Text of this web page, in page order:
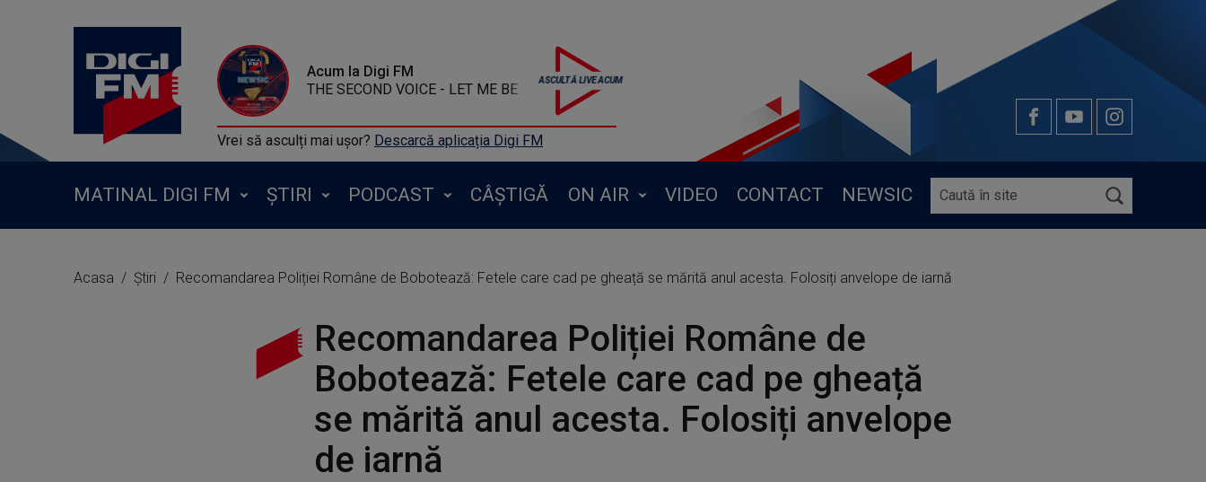
Acum la Digi FM
THE SECOND VOICE - LET ME BE
Vrei să asculți mai ușor? Descarcă aplicația Digi FM
MATINAL DIGI FM ȘTIRI PODCAST CÂȘTIGĂ ON AIR VIDEO CONTACT NEWSIC
Acasa Știri Recomandarea Poliției Române de Bobotează: Fetele care cad pe gheață se mărită anul acesta. Folosiți anvelope de iarnă
Recomandarea Poliției Române de
Bobotează: Fetele care cad pe gheață
se mărită anul acesta. Folosiți anvelope
de iarnă